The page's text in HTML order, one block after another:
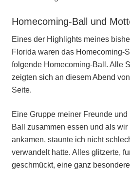
Homecoming-Ball und
Eines der Highlights meines
Florida waren das Homecoming-
folgende Homecoming-Ball. Alle
zeigten sich an diesem Abend
Seite.
Eine Gruppe meiner Freunde
Ball zusammen essen und als
ankamen, staunte ich nicht
verwandelt hatte. Alles glitzerte,
geschmückt, eine ganz